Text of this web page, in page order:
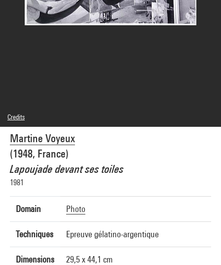
Martine Voyeux
(1948, France)
Lapoujade devant ses toiles
1981
Domain Photo
Techniques Epreuve gélatino-argentique
Dimensions
29,5 x 44,1 cm
Credits
© SAIF
Photo credits : Centre Pompidou, MNAM-CCI/Philippe Migeat/Dist. GrandPalaisRmn
Image reference : 1A18781 [1989 X 1093]